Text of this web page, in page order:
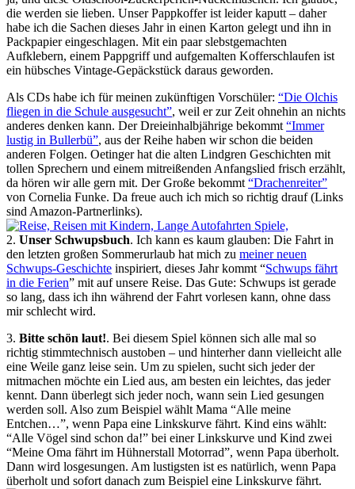
die werden sie lieben. Unser Pappkoffer ist leider kaputt – daher
habe ich die Sachen dieses Jahr in einen Karton gelegt und ihn in
Packpapier eingeschlagen. Mit ein paar slebstgemachten
Aufklebern, einem Pappgriff und aufgemalten Kofferschlaufen ist
ein hübsches Vintage-Gepäckstück daraus geworden.
Als CDs habe ich für meinen zukünftigen Vorschüler: “Die Olchis
fliegen in die Schule ausgesucht”, weil er zur Zeit ohnehin an nichts
anderes denken kann. Der Dreieinhalbjährige bekommt“Immer
lustig in Bullerbü”, aus der Reihe haben wir schon die beiden
anderen Folgen. Oetinger hat die alten Lindgren Geschichten mit
tollen Sprechern und einem mitreißenden Anfangslied frisch erzählt,
da hören wir alle gern mit. Der Große bekommt“Drachenreiter”
von Cornelia Funke. Da freue auch ich mich so richtig drauf (Links
sind Amazon-Partnerlinks).
2. Unser Schwupsbuch. Ich kann es kaum glauben: Die Fahrt in
den letzten großen Sommerurlaub hat mich zu meiner neuen
Schwups-Geschichte inspiriert, dieses Jahr kommt “Schwups fährt
in die Ferien” mit auf unsere Reise. Das Gute: Schwups ist gerade
so lang, dass ich ihn während der Fahrt vorlesen kann, ohne dass
mir schlecht wird.
3. Bitte schön laut!. Bei diesem Spiel können sich alle mal so
richtig stimmtechnisch austoben – und hinterher dann vielleicht alle
eine Weile ganz leise sein. Um zu spielen, sucht sich jeder der
mitmachen möchte ein Lied aus, am besten ein leichtes, das jeder
kennt. Dann überlegt sich jeder noch, wann sein Lied gesungen
werden soll. Also zum Beispiel wählt Mama “Alle meine
Entchen…”, wenn Papa eine Linkskurve fährt. Kind eins wählt:
“Alle Vögel sind schon da!” bei einer Linkskurve und Kind zwei
“Meine Oma fährt im Hühnerstall Motorrad”, wenn Papa überholt.
Dann wird losgesungen. Am lustigsten ist es natürlich, wenn Papa
überholt und sofort danach zum Beispiel eine Linkskurve fährt.